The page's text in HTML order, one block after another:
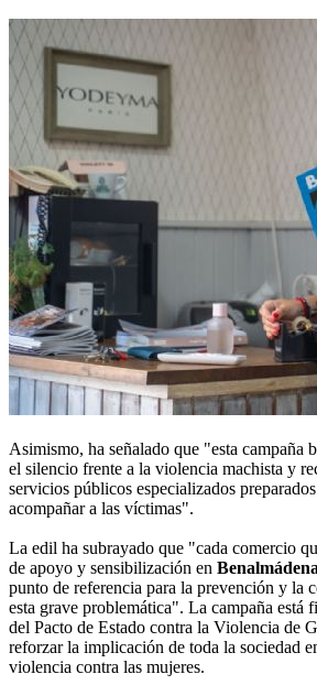
Asimismo, ha señalado que "esta campaña
el silencio frente a la violencia machista y
servicios públicos especializados
acompañar a las víctimas".
La edil ha subrayado que "cada comercio
de apoyo y sensibilización en Benalmádena
punto de referencia para la prevención y la
esta grave problemática". La campaña está
del Pacto de Estado contra la Violencia de
reforzar la implicación de toda la sociedad
violencia contra las mujeres.